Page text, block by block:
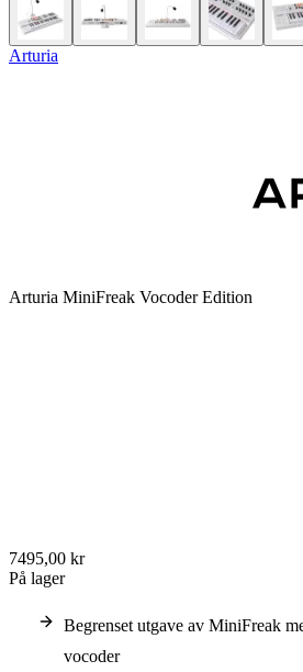
Arturia
Arturia MiniFreak Vocoder Edition
7495,00 kr
På lager
Begrenset utgave av MiniFreak
vocoder